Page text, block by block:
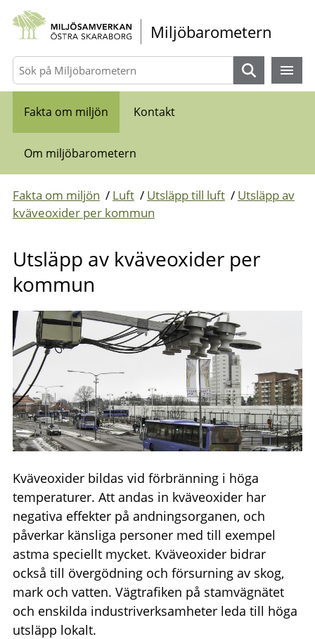
Gå direkt till sidans innehåll
Miljöbarometern
Sök
Fakta om miljön Kontakt
Om miljöbarometern
Fakta om miljön / Luft / Utsläpp till luft / Utsläpp av
kväveoxider per kommun
Utsläpp av kväveoxider per
kommun
Kväveoxider bildas vid förbränning i höga
temperaturer. Att andas in kväveoxider har
negativa effekter på andningsorganen, och
påverkar känsliga personer med till exempel
astma speciellt mycket. Kväveoxider bidrar
också till övergödning och försurning av skog,
mark och vatten. Vägtrafiken på stamvägnätet
och enskilda industriverksamheter leda till höga
utsläpp lokalt.